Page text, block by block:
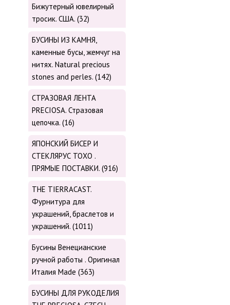
Бижутерный ювелирный
тросик. США. (32)
БУСИНЫ ИЗ КАМНЯ,
каменные бусы, жемчуг на
нитях. Natural precious
stones and perles. (142)
СТРАЗОВАЯ ЛЕНТА
PRECIOSA. Стразовая
цепочка. (16)
ЯПОНСКИЙ БИСЕР И
СТЕКЛЯРУС TOХО .
ПРЯМЫЕ ПОСТАВКИ. (916)
THE TIERRACAST.
Фурнитура для
украшений, браслетов и
украшений. (1011)
Бусины Венецианские
ручной работы . Оригинал
Италия Made (363)
БУСИНЫ ДЛЯ РУКОДЕЛИЯ